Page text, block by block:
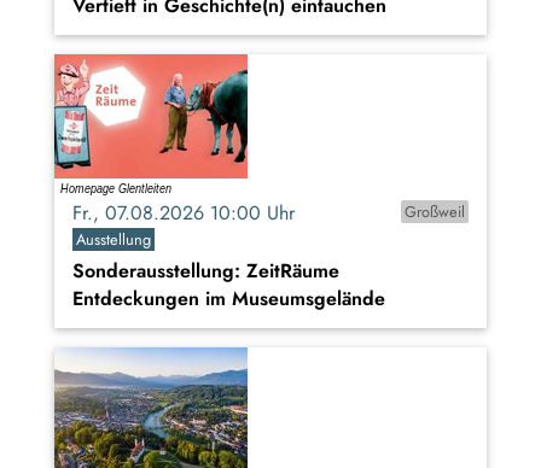
Fr., 07.08.2026 10:00 Uhr
Großweil
Ausstellung
Sonderausstellung: ZeitRäume
Entdeckungen im Museumsgelände